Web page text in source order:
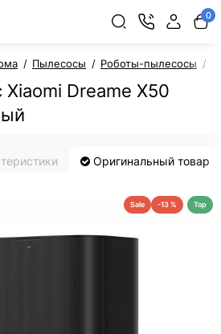
0
Пылесосы Роботы-пылесосы
Dreame X50
Оригинальный товар
Sale -13 % Top